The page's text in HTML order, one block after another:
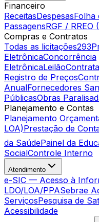
Financeiro
ReceitasDespesasFolha
PassagensRGF / RREO
Compras e Contratos
Todas as licitações293
EletrônicaConcorrência
EletrônicaLeilão
Registro de Preços
AnualFornecedores
PúblicasObras
Planejamento e Contas
Planejamento
LOA)Prestação de
da SaúdePainel da
SocialControle Interno
Atendimento
e-SIC — Acesso à
LDO/LOA/PPASebrae
ServiçosPesquisa de
Acessibilidade